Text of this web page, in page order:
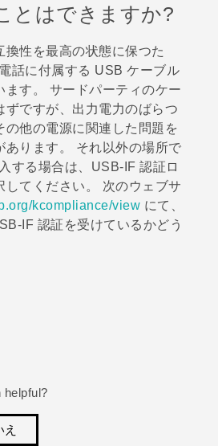
とはできますか?
換性を最高の状態に保つた
話に付属する USB ケーブル
ます。 サードパーティのケー
ずですが、出力電力のばらつ
の他の電源に関連した問題を
あります。 それ以外の場所で
する場合は、USB-IF 認証ロ
してください。 次のウェブサ
kcompliance/view にて、
IF 認証を受けているかどう
helpful?
え